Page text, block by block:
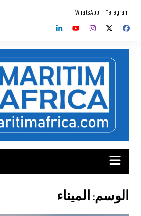
المحتوى
Telegram
WhatsApp
الوسم: الميناء